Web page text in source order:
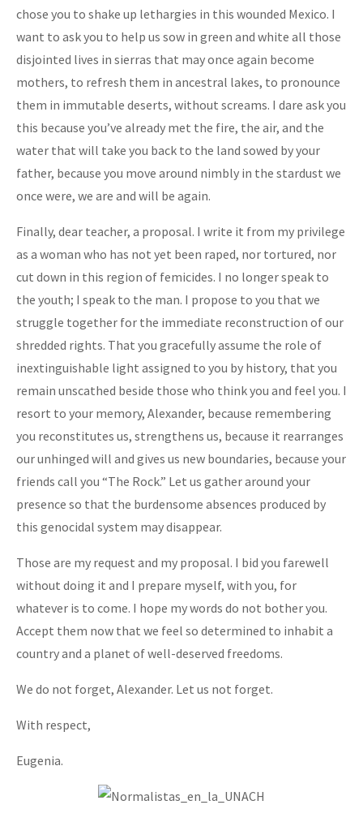
chose you to shake up lethargies in this wounded Mexico. I
want to ask you to help us sow in green and white all those
disjointed lives in sierras that may once again become
mothers, to refresh them in ancestral lakes, to pronounce
them in immutable deserts, without screams. I dare ask you
this because you’ve already met the fire, the air, and the
water that will take you back to the land sowed by your
father, because you move around nimbly in the stardust we
once were, we are and will be again.
Finally, dear teacher, a proposal. I write it from my privilege
as a woman who has not yet been raped, nor tortured, nor
cut down in this region of femicides. I no longer speak to
the youth; I speak to the man. I propose to you that we
struggle together for the immediate reconstruction of our
shredded rights. That you gracefully assume the role of
inextinguishable light assigned to you by history, that you
remain unscathed beside those who think you and feel you. I
resort to your memory, Alexander, because remembering
you reconstitutes us, strengthens us, because it rearranges
our unhinged will and gives us new boundaries, because your
friends call you “The Rock.” Let us gather around your
presence so that the burdensome absences produced by
this genocidal system may disappear.
Those are my request and my proposal. I bid you farewell
without doing it and I prepare myself, with you, for
whatever is to come. I hope my words do not bother you.
Accept them now that we feel so determined to inhabit a
country and a planet of well-deserved freedoms.
We do not forget, Alexander. Let us not forget.
With respect,
Eugenia.